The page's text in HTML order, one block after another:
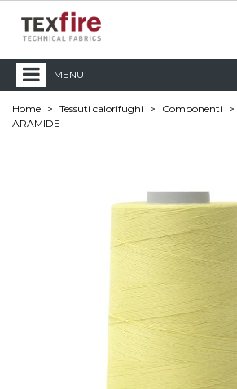
MENU
Home > Tessuti calorifughi > Componenti >
ARAMIDE